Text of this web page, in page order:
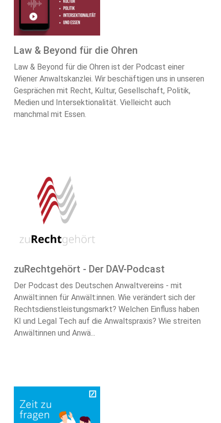
Law & Beyond für die Ohren
Law & Beyond für die Ohren ist der Podcast einer
Wiener Anwaltskanzlei. Wir beschäftigen uns in unseren
Gesprächen mit Recht, Kultur, Gesellschaft, Politik,
Medien und Intersektionalität. Vielleicht auch
manchmal mit Essen.
zuRechtgehört - Der DAV-Podcast
Der Podcast des Deutschen Anwaltvereins - mit
Anwält:innen für Anwält:innen. Wie verändert sich der
Rechtsdienstleistungsmarkt? Welchen Einfluss haben
KI und Legal Tech auf die Anwaltspraxis? Wie streiten
Anwältinnen und Anwä...